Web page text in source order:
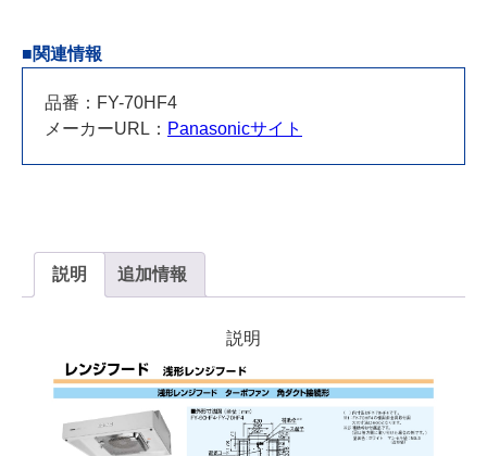
プ
■関連情報
品番：FY-70HF4
メーカーURL： Panasonicサイト
説明 追加情報
説明